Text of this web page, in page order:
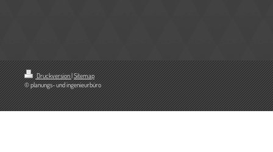
Druckversion|Sitemap
© planungs- und ingenieurbüro